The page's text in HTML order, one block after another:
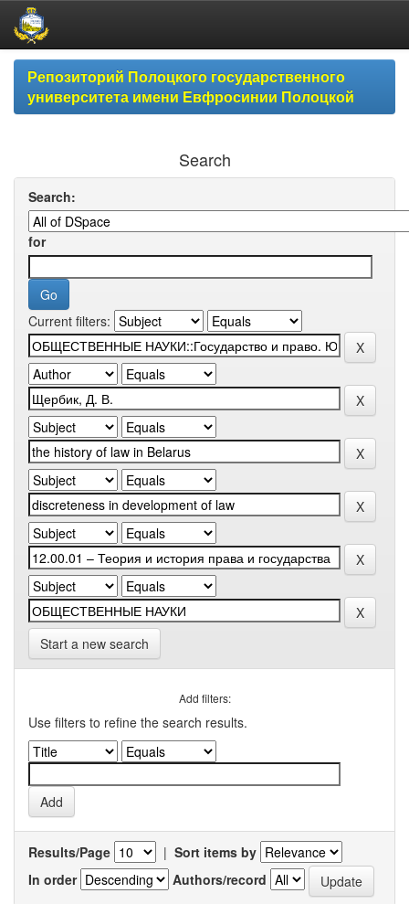
Skip
navigationРепозиторий Полоцкого государственного
университета имени Евфросинии Полоцкой
Search
Search:
for
Current filters:
Start a new search
Add filters:
Use filters to refine the search results.
Results/Page | Sort items by
In order
Authors/record